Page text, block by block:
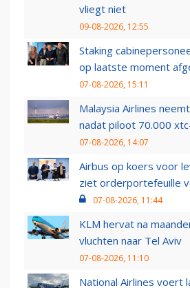
vliegt niet
09-08-2026, 12:55
Staking
op laatste moment
07-08-2026, 15:11
Malaysia Airlines
nadat piloot 70.000
07-08-2026, 14:07
Airbus op koers voor
ziet orderportefeuille
07-08-2026, 11:44
KLM hervat na
vluchten naar Tel Aviv
07-08-2026, 11:10
National Airlines voert